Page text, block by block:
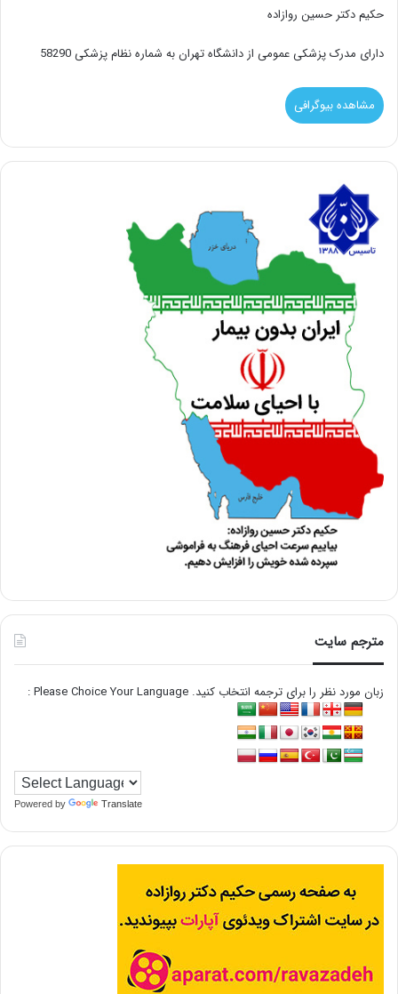
حکیم دکتر حسین روازاده
دارای مدرک پزشکی عمومی از دانشگاه تهران به شماره نظام پزشکی 58290
مشاهده بیوگرافی
مترجم سایت
زبان مورد نظر را برای ترجمه انتخاب کنید. Please Choice Your Language :
Powered by Translate